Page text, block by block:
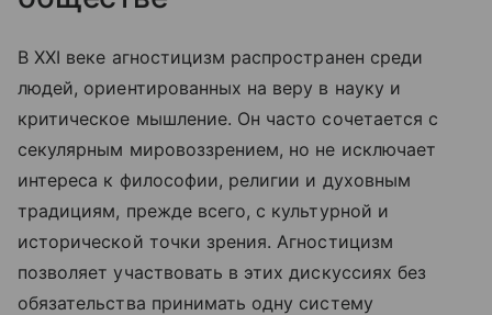
В XXI веке агностицизм распространен среди
людей, ориентированных на веру в науку и
критическое мышление. Он часто сочетается с
секулярным мировоззрением, но не исключает
интереса к философии, религии и духовным
традициям, прежде всего, с культурной и
исторической точки зрения. Агностицизм
позволяет участвовать в этих дискуссиях без
обязательства принимать одну систему